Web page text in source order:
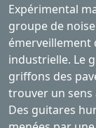
Expérimental
groupe de
émerveillement
industrielle. Le
griffons des
trouver un sens
Des guitares